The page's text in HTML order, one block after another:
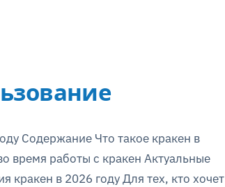
Содержание Что такое кракен в
время работы с кракен Актуальные
кракен в 2026 году Для тех, кто хочет